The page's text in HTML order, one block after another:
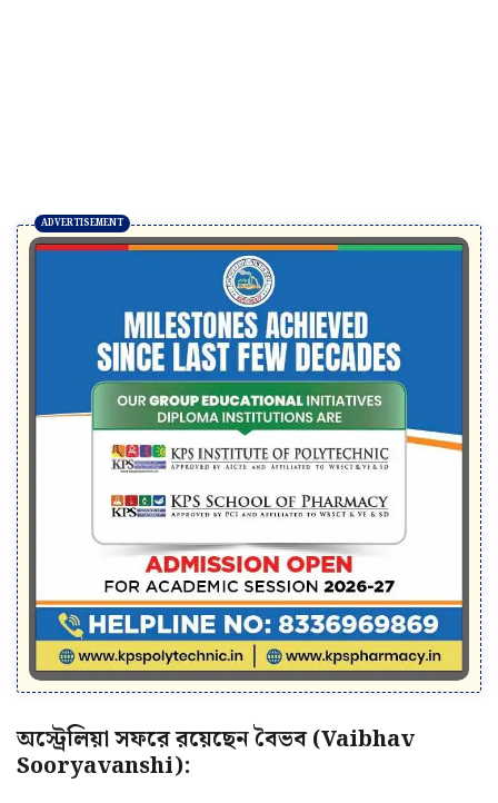
অস্ট্রেলিয়া সফরে রয়েছেন বৈভব (Vaibhav
Sooryavanshi):